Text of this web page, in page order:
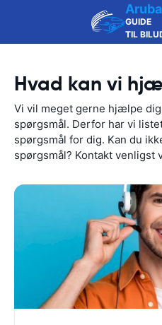
Aruba
GUIDE
TIL
Hvad kan vi
Vi vil meget gerne hjælpe
spørgsmål. Derfor har vi
spørgsmål for dig. Kan du
spørgsmål? Kontakt venligst